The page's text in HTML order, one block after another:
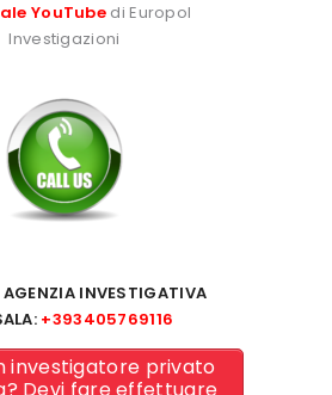
YouTube di Europol
Investigazioni
AGENZIA INVESTIGATIVA
+393405769116
investigatore privato